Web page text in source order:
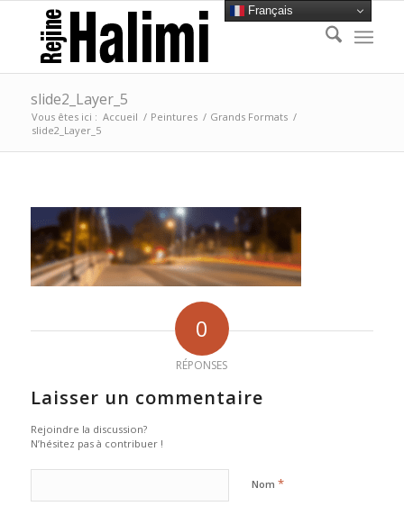
slide2_Layer_5
Vous êtes ici : Accueil / Peintures / Grands Formats /
slide2_Layer_5
0
RÉPONSES
Laisser un commentaire
Rejoindre la discussion?
N’hésitez pas à contribuer !
Nom *
Français